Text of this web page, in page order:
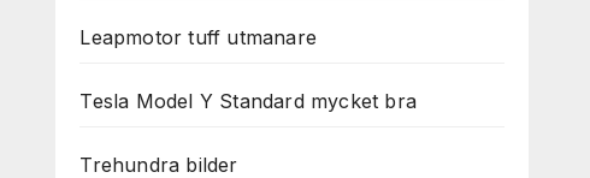
Leapmotor tuff utmanare
Tesla Model Y Standard mycket bra
Trehundra bilder